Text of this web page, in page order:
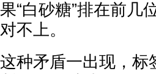
果“白砂糖”排在前几
对不上。
这种矛盾一出现，标